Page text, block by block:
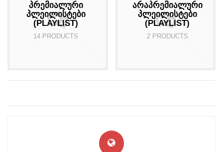
ᲞᲠᲔᲛᲘᲐᲚᲣᲠᲘ
ᲞᲚᲔᲘᲚᲘᲡᲢᲔᲑᲘ
(PLAYLIST)
14 PRODUCTS
ᲐᲠᲐᲞᲠᲔᲛᲘᲐᲚᲣᲠᲘ
ᲞᲚᲔᲘᲚᲘᲡᲢᲔᲑᲘ
(PLAYLIST)
2 PRODUCTS